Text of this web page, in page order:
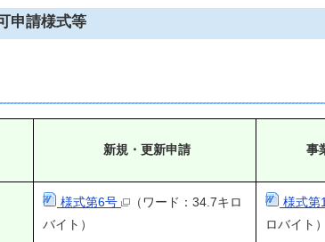
申請様式等
新規・更新申請 事
様式第6号
（ワード：34.7キロ
バイト）
様式第
ロバイト）